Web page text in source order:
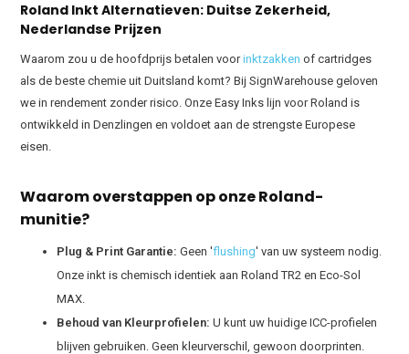
Roland Inkt Alternatieven: Duitse Zekerheid,
Nederlandse Prijzen
Waarom zou u de hoofdprijs betalen voorinktzakken of cartridges
als de beste chemie uit Duitsland komt? Bij SignWarehouse geloven
we in rendement zonder risico. Onze Easy Inks lijn voor Roland is
ontwikkeld in Denzlingen en voldoet aan de strengste Europese
eisen.
Waarom overstappen op onze Roland-
munitie?
Plug & Print Garantie: Geen 'flushing' van uw systeem nodig.
Onze inkt is chemisch identiek aan Roland TR2 en Eco-Sol
MAX.
Behoud van Kleurprofielen: U kunt uw huidige ICC-profielen
blijven gebruiken. Geen kleurverschil, gewoon doorprinten.